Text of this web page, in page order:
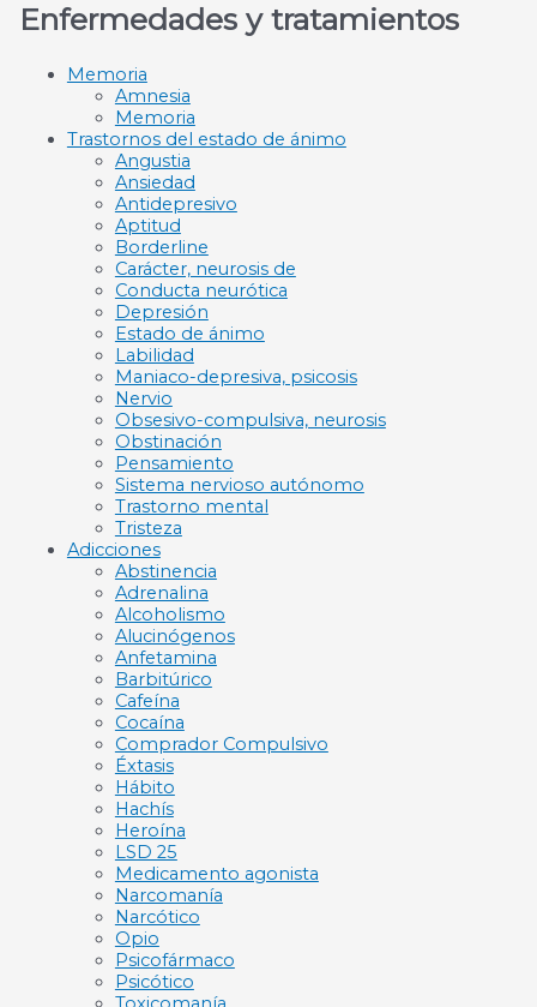
Enfermedades y tratamientos
Memoria
Amnesia
Memoria
Trastornos del estado de ánimo
Angustia
Ansiedad
Antidepresivo
Aptitud
Borderline
Carácter, neurosis de
Conducta neurótica
Depresión
Estado de ánimo
Labilidad
Maniaco-depresiva, psicosis
Nervio
Obsesivo-compulsiva, neurosis
Obstinación
Pensamiento
Sistema nervioso autónomo
Trastorno mental
Tristeza
Adicciones
Abstinencia
Adrenalina
Alcoholismo
Alucinógenos
Anfetamina
Barbitúrico
Cafeína
Cocaína
Comprador Compulsivo
Éxtasis
Hábito
Hachís
Heroína
LSD 25
Medicamento agonista
Narcomanía
Narcótico
Opio
Psicofármaco
Psicótico